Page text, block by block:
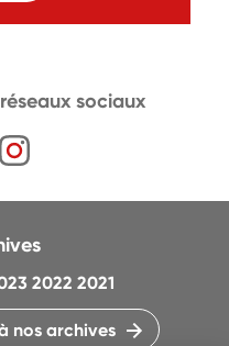
2022 2021
nos archives
sociaux